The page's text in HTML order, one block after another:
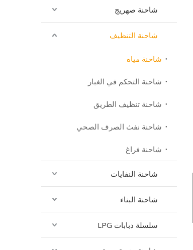
شاحنة صهريج
شاحنة التنظيف
شاحنة مياه
شاحنة التحكم في الغبار
شاحنة تنظيف الطريق
شاحنة نفث الصرف الصحي
شاحنة فراغ
شاحنة النفايات
شاحنة البناء
سلسلة دبابات LPG